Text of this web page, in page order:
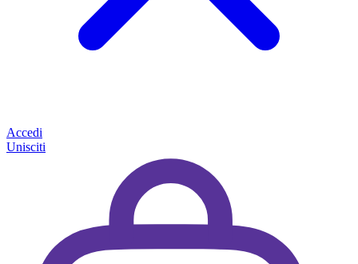
Accedi
Unisciti